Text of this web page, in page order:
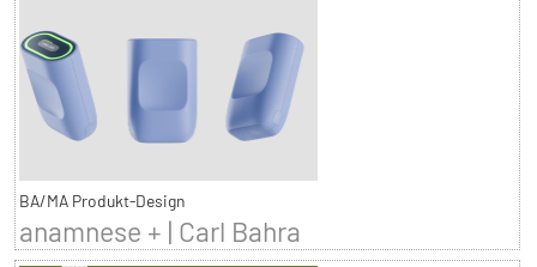
BA/MA Produkt-Design
anamnese + | Carl Bahra